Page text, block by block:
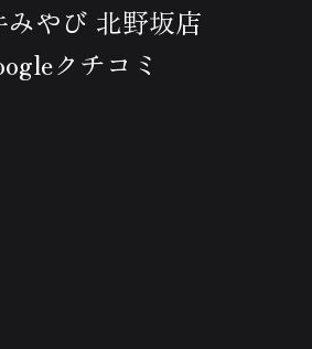
みやび 北野坂店
クチコミ